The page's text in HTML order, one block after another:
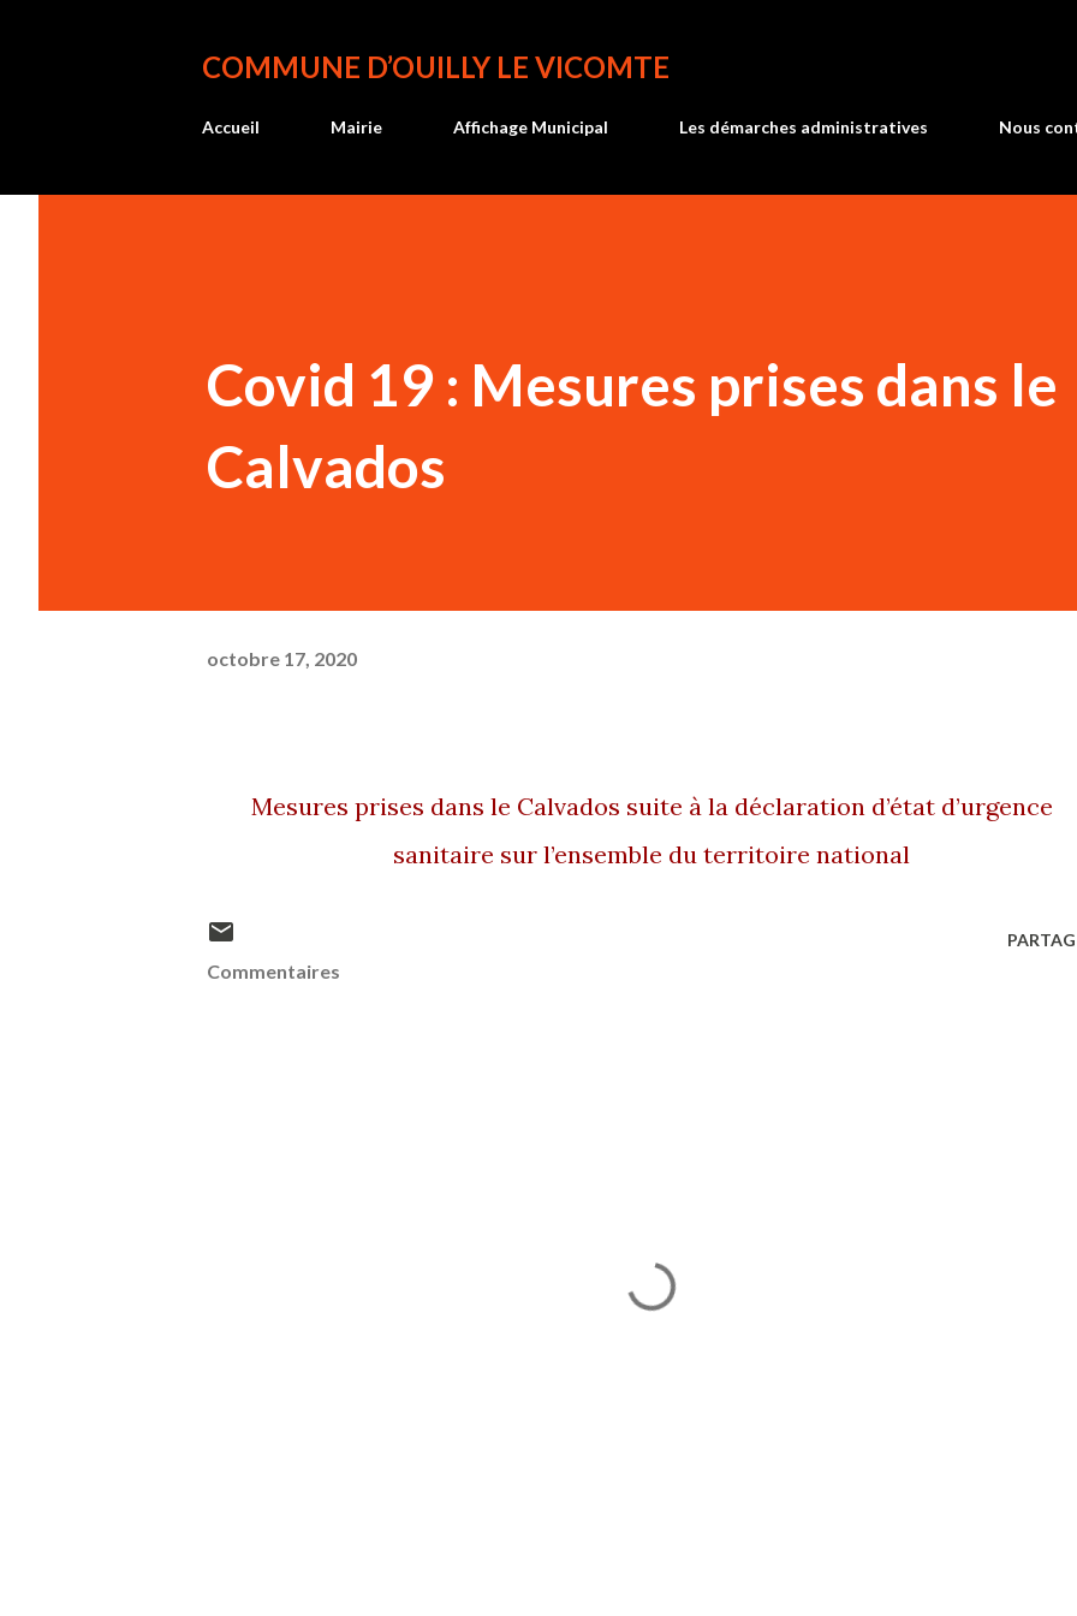
COMMUNE D’OUILLY LE VICOMTE
Accueil Mairie Affichage Municipal Les démarches administratives Nous
Covid 19 : Mesures prises dans le
Calvados
octobre 17, 2020
Mesures prises dans le Calvados suite à la déclaration d’état d’urgence
sanitaire sur l’ensemble du territoire national
Commentaires